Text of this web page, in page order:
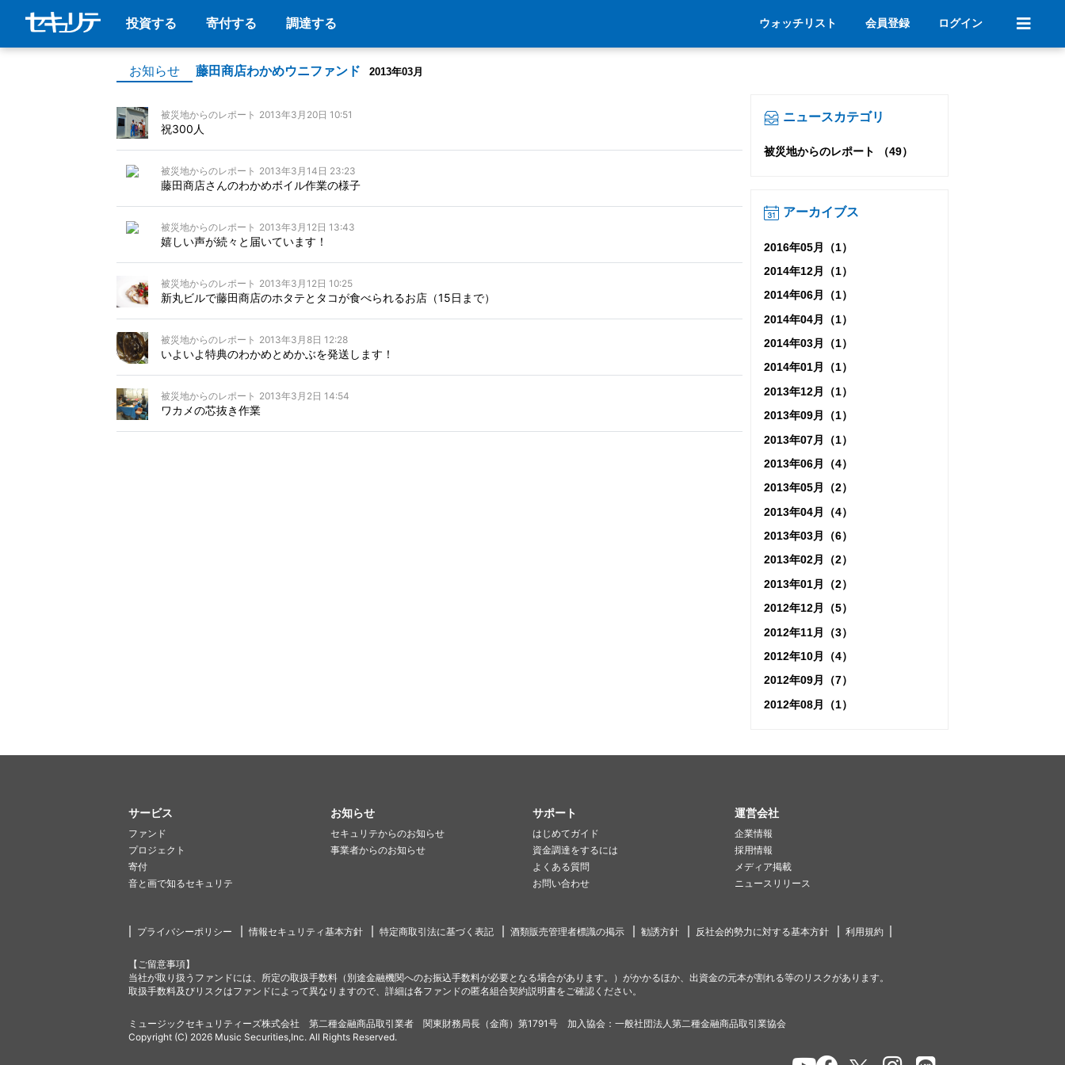
投資する 寄付する 調達する ウォッチリスト 会員登録 ログイン
お知らせ 藤田商店わかめウニファンド 2013年03月
被災地からのレポート 2013年3月20日 10:51
祝300人
被災地からのレポート 2013年3月14日 23:23
藤田商店さんのわかめボイル作業の様子
被災地からのレポート 2013年3月12日 13:43
嬉しい声が続々と届いています！
被災地からのレポート 2013年3月12日 10:25
新丸ビルで藤田商店のホタテとタコが食べられるお店（15日まで）
被災地からのレポート 2013年3月8日 12:28
いよいよ特典のわかめとめかぶを発送します！
被災地からのレポート 2013年3月2日 14:54
ワカメの芯抜き作業
ニュースカテゴリ
被災地からのレポート （49）
アーカイブス
2016年05月（1）
2014年12月（1）
2014年06月（1）
2014年04月（1）
2014年03月（1）
2014年01月（1）
2013年12月（1）
2013年09月（1）
2013年07月（1）
2013年06月（4）
2013年05月（2）
2013年04月（4）
2013年03月（6）
2013年02月（2）
2013年01月（2）
2012年12月（5）
2012年11月（3）
2012年10月（4）
2012年09月（7）
2012年08月（1）
サービス
ファンド
プロジェクト
寄付
音と画で知るセキュリテ
お知らせ
セキュリテからのお知らせ
事業者からのお知らせ
サポート
はじめてガイド
資金調達をするには
よくある質問
お問い合わせ
運営会社
企業情報
採用情報
メディア掲載
ニュースリリース
プライバシーポリシー 情報セキュリティ基本方針 特定商取引法に基づく表記 酒類販売管理者標識の掲示 勧誘方針 反社会的勢力に対する基本方針 利用規約
【ご留意事項】
当社が取り扱うファンドには、所定の取扱手数料（別途金融機関へのお振込手数料が必要となる場合があります。）がかかるほか、出資金の元本が割れる等のリスクがあります。
取扱手数料及びリスクはファンドによって異なりますので、詳細は各ファンドの匿名組合契約説明書をご確認ください。
ミュージックセキュリティーズ株式会社 第二種金融商品取引業者 関東財務局長（金商）第1791号 加入協会：一般社団法人第二種金融商品取引業協会
Copyright (C) 2026 Music Securities,Inc. All Rights Reserved.